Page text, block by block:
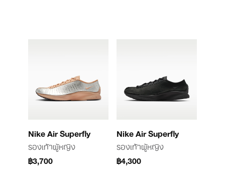
Nike Air Superfly
รองเท้าผู้หญิง
฿3,700
Nike Air Superfly
รองเท้าผู้หญิง
฿4,300